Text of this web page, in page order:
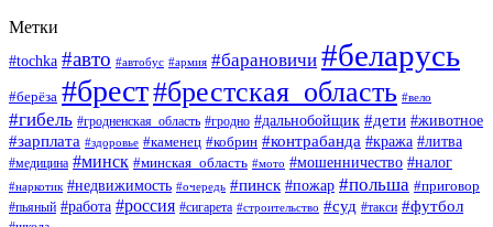
Метки
#tochka #авто #автобус #армия #барановичи #беларусь
#берёза #брест#брестская_область #вело
#гибель #гродненская_область #гродно #дальнобойщик #дети #животное
#зарплата #здоровье #каменец #кобрин #контрабанда #кража #литва
#медицина #минск #минская_область #мото #мошенничество #налог
#наркотик #недвижимость #очередь #пинск #пожар #польша #приговор
#пьяный #работа #россия #сигарета #строительство #суд #такси #футбол